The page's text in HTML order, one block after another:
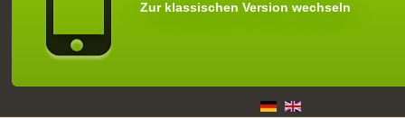
Zur klassischen Version wechseln